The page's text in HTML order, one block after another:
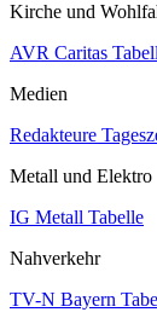
Kirche und
AVR Caritas
Medien
Redakteure
Metall und Elektro
IG Metall Tabelle
Nahverkehr
TV-N Bayern